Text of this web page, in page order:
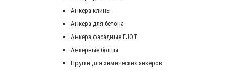
Анкера-клины
Анкера для бетона
Анкера фасадные EJOT
Анкерные болты
Прутки для химических анкеров